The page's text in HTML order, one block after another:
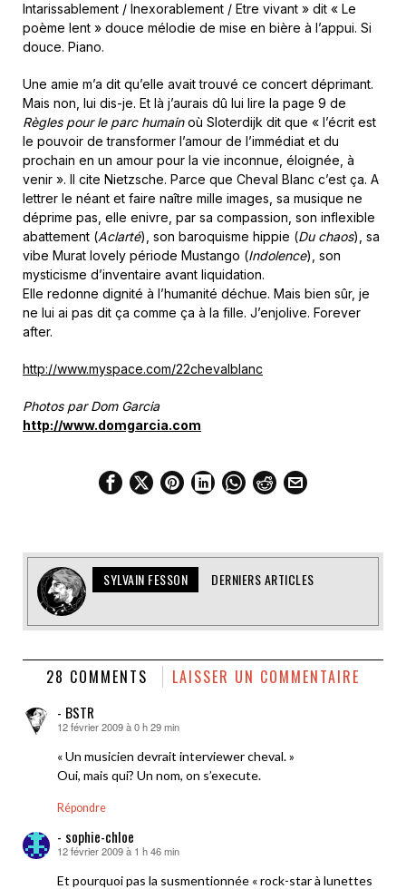
Intarissablement / Inexorablement / Etre vivant » dit « Le
poème lent » douce mélodie de mise en bière à l’appui. Si
douce. Piano.
Une amie m’a dit qu’elle avait trouvé ce concert déprimant.
Mais non, lui dis-je. Et là j’aurais dû lui lire la page 9 de
Règles pour le parc humainoù Sloterdijk dit que « l’écrit est
le pouvoir de transformer l’amour de l’immédiat et du
prochain en un amour pour la vie inconnue, éloignée, à
venir ». Il cite Nietzsche. Parce que Cheval Blanc c’est ça. A
lettrer le néant et faire naître mille images, sa musique ne
déprime pas, elle enivre, par sa compassion, son inflexible
abattement (Aclarté), son baroquisme hippie (Du chaos), sa
vibe Murat lovely période Mustango (Indolence), son
mysticisme d’inventaire avant liquidation.
Elle redonne dignité à l’humanité déchue. Mais bien sûr, je
ne lui ai pas dit ça comme ça à la fille. J’enjolive. Forever
after.
http://www.myspace.com/22chevalblanc
Photos par Dom Garcia
http://www.domgarcia.com
SYLVAIN FESSON DERNIERS ARTICLES
28 COMMENTS LAISSER UN COMMENTAIRE
- BSTR
dit :
12 février 2009 à 0 h 29 min
« Un musicien devrait interviewer cheval. »
Oui, mais qui? Un nom, on s’execute.
Répondre
- sophie-chloe
dit :
12 février 2009 à 1 h 46 min
Et pourquoi pas la susmentionnée « rock-star à lunettes